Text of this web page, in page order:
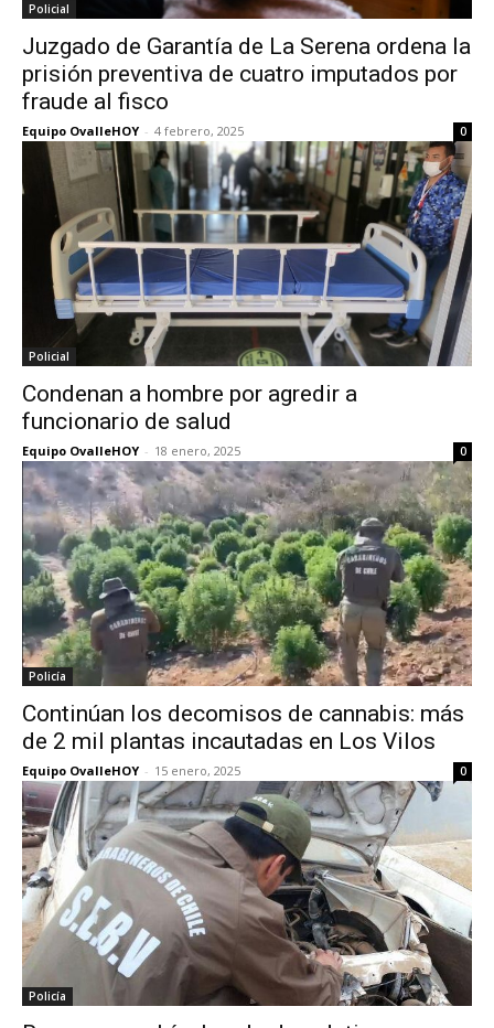
Policial
Juzgado de Garantía de La Serena ordena la
prisión preventiva de cuatro imputados por
fraude al fisco
Equipo OvalleHOY - 4 febrero, 2025 0
Policial
Condenan a hombre por agredir a
funcionario de salud
Equipo OvalleHOY - 18 enero, 2025 0
Policía
Continúan los decomisos de cannabis: más
de 2 mil plantas incautadas en Los Vilos
Equipo OvalleHOY - 15 enero, 2025 0
Policía